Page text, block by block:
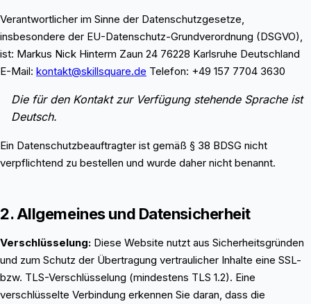
Verantwortlicher im Sinne der Datenschutzgesetze,
insbesondere der EU-Datenschutz-Grundverordnung (DSGVO),
ist: Markus Nick Hinterm Zaun 24 76228 Karlsruhe Deutschland
E-Mail: kontakt@skillsquare.de Telefon: +49 157 7704 3630
Die für den Kontakt zur Verfügung stehende Sprache ist
Deutsch.
Ein Datenschutzbeauftragter ist gemäß § 38 BDSG nicht
verpflichtend zu bestellen und wurde daher nicht benannt.
2. Allgemeines und Datensicherheit
Verschlüsselung: Diese Website nutzt aus Sicherheitsgründen
und zum Schutz der Übertragung vertraulicher Inhalte eine SSL-
bzw. TLS-Verschlüsselung (mindestens TLS 1.2). Eine
verschlüsselte Verbindung erkennen Sie daran, dass die